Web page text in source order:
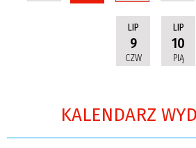
LIP
9
CZW
LIP
10
PIĄ
KALENDARZ